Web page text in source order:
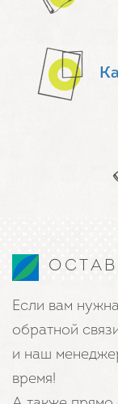
Если вам
обратной
и наш
время!